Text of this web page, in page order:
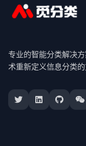
专业的智能分类解决
术重新定义信息分类的